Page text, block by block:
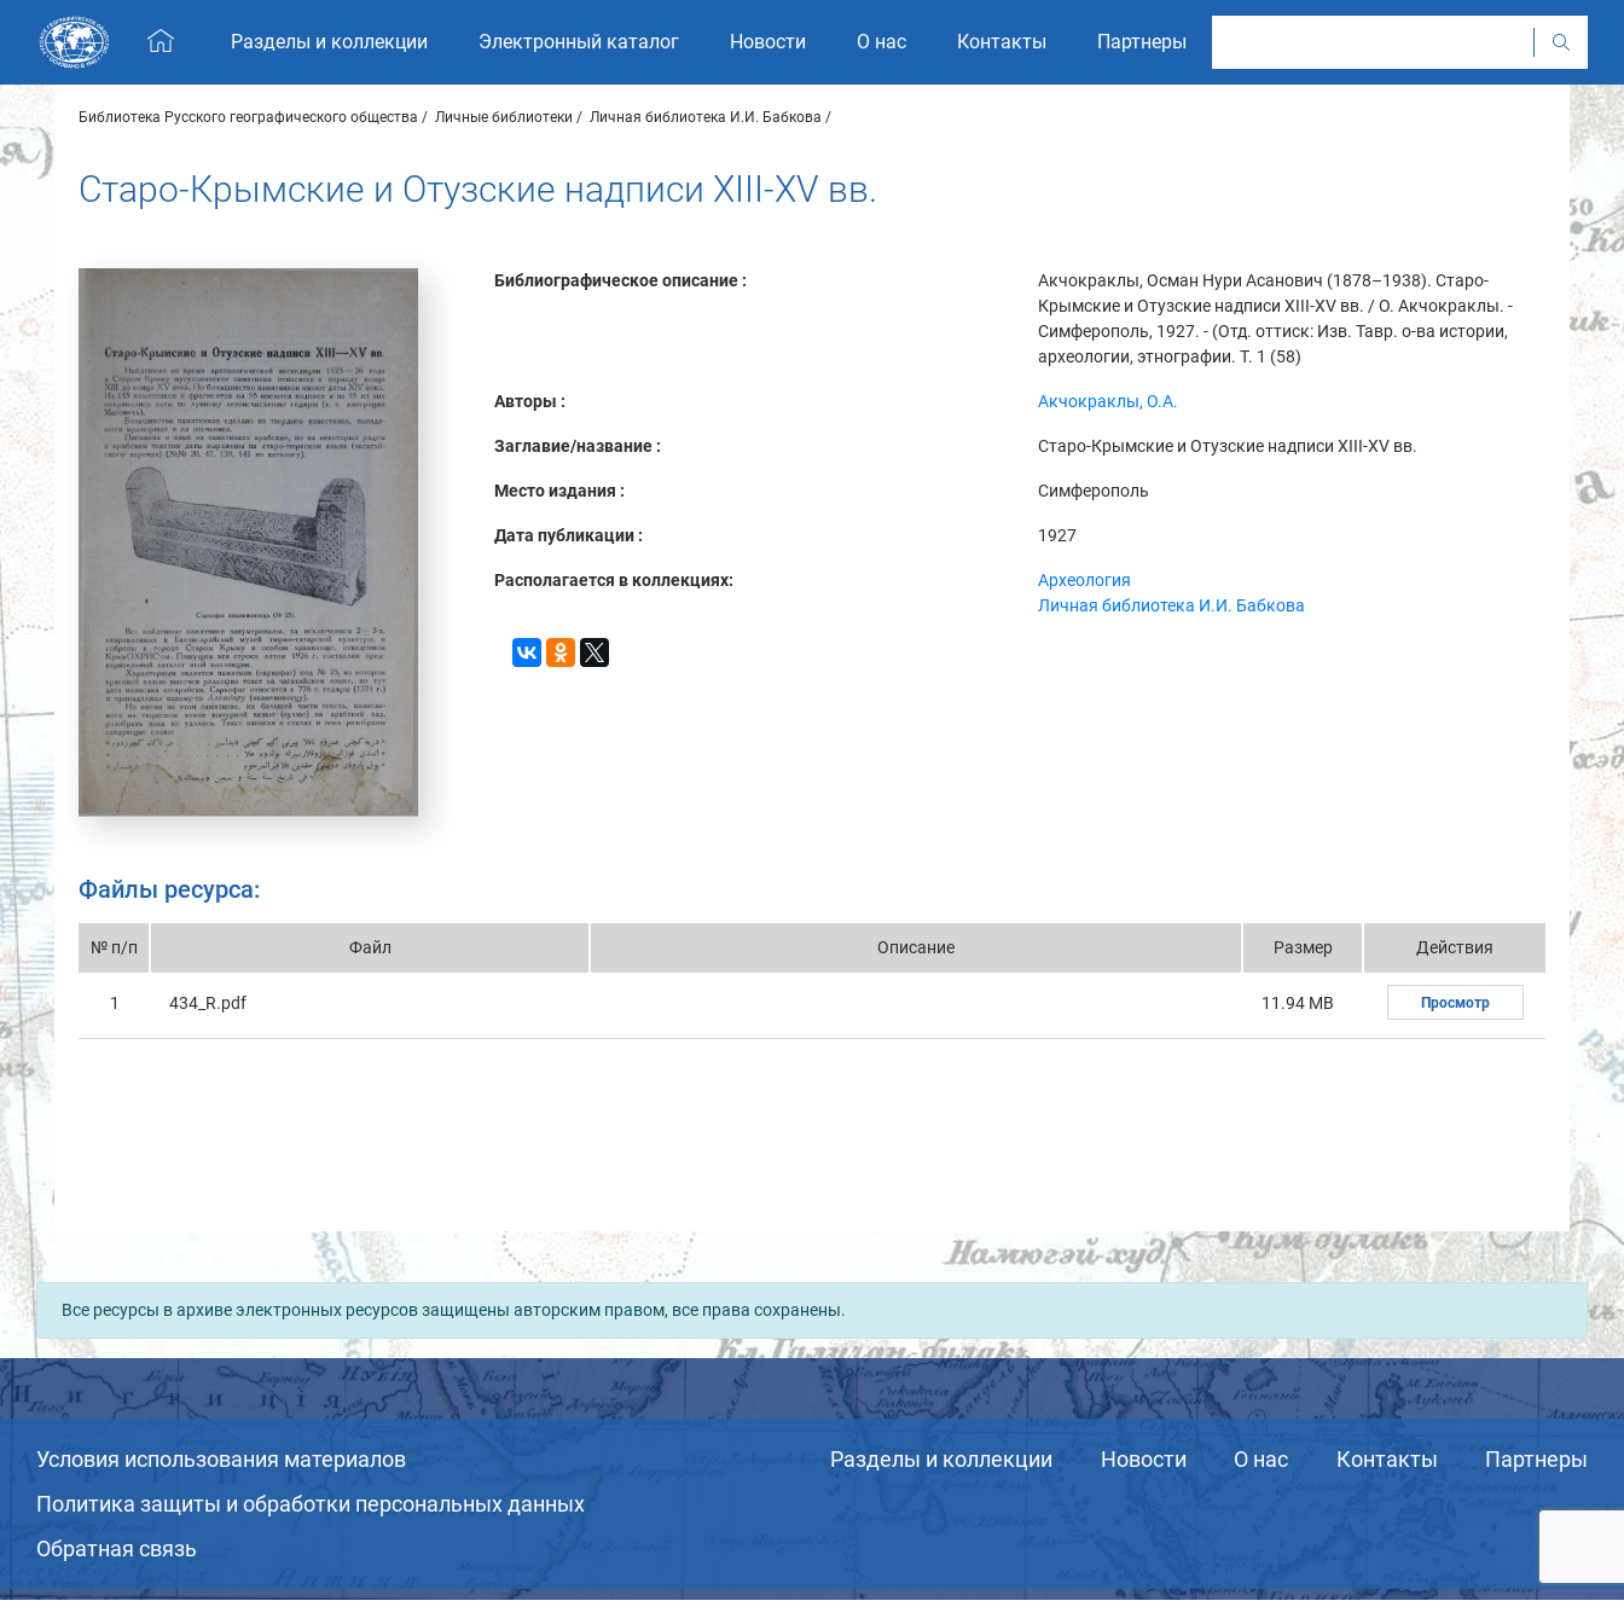
Skip navigation
Разделы и коллекции Электронный каталог Новости О нас Контакты Партнеры
Библиотека Русского географического общества Личные библиотеки Личная библиотека И.И. Бабкова
Старо-Крымские и Отузские надписи XIII-XV вв.
Библиографическое описание :
Акчокраклы, Осман Нури Асанович (1878–1938). Старо-
Крымские и Отузские надписи XIII-XV вв. / О. Акчокраклы. -
Симферополь, 1927. - (Отд. оттиск: Изв. Тавр. о-ва истории,
археологии, этнографии. Т. 1 (58)
Авторы : Акчокраклы, О.А.
Заглавие/название : Старо-Крымские и Отузские надписи XIII-XV вв.
Место издания : Симферополь
Дата публикации : 1927
Располагается в коллекциях:
Археология
Личная библиотека И.И. Бабкова
Файлы ресурса:
№ п/п Файл Описание Размер Действия
1 434_R.pdf 11.94 MB Просмотр
Все ресурсы в архиве электронных ресурсов защищены авторским правом, все права сохранены.
Условия использования материалов
Политика защиты и обработки персональных данных
Обратная связь
Разделы и коллекции Новости О нас Контакты Партнеры